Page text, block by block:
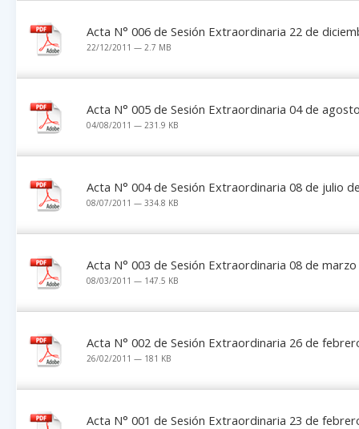
Acta N° 006 de Sesión Extraordinaria 22 de
22/12/2011 — 2.7 MB
Acta N° 005 de Sesión Extraordinaria 04 de
04/08/2011 — 231.9 KB
Acta N° 004 de Sesión Extraordinaria 08 de julio
08/07/2011 — 334.8 KB
Acta N° 003 de Sesión Extraordinaria 08 de
08/03/2011 — 147.5 KB
Acta N° 002 de Sesión Extraordinaria 26 de
26/02/2011 — 181 KB
Acta N° 001 de Sesión Extraordinaria 23 de